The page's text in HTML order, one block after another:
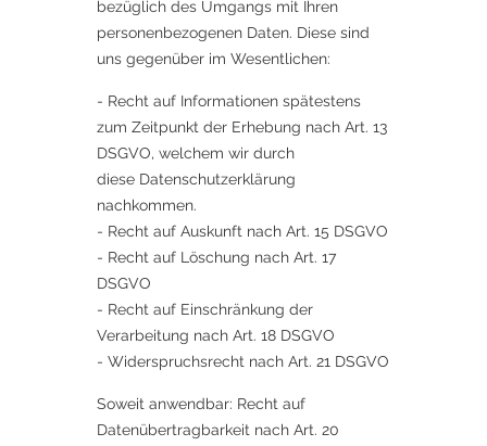
bezüglich des Umgangs mit Ihren
personenbezogenen Daten. Diese sind
uns gegenüber im Wesentlichen:
- Recht auf Informationen spätestens
zum Zeitpunkt der Erhebung nach Art. 13
DSGVO, welchem wir durch
diese Datenschutzerklärung
nachkommen.
- Recht auf Auskunft nach Art. 15 DSGVO
- Recht auf Löschung nach Art. 17
DSGVO
- Recht auf Einschränkung der
Verarbeitung nach Art. 18 DSGVO
- Widerspruchsrecht nach Art. 21 DSGVO
Soweit anwendbar: Recht auf
Datenübertragbarkeit nach Art. 20